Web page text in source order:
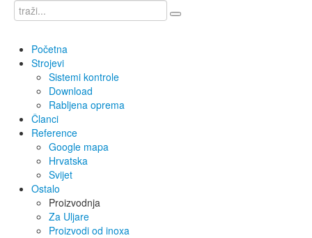
Početna
Strojevi
Sistemi kontrole
Download
Rabljena oprema
Članci
Reference
Google mapa
Hrvatska
Svijet
Ostalo
Proizvodnja
Za Uljare
Proizvodi od inoxa